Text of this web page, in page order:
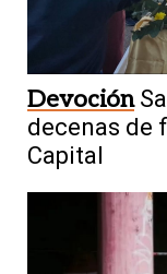
Devoción
decenas de
Capital